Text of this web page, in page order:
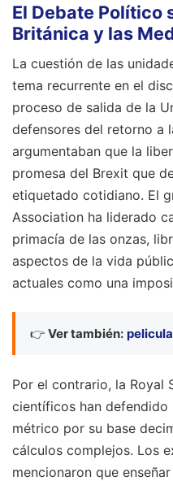
El Debate Político
Británica y las
La cuestión de las
tema recurrente en el
proceso de salida de la
defensores del retorno a
argumentaban que la
promesa del Brexit que
etiquetado cotidiano. El
Association ha liderado
primacía de las onzas,
aspectos de la vida
actuales como una
👉 Ver también:
Por el contrario, la Royal
científicos han defendido
métrico por su base
cálculos complejos. Los
mencionaron que